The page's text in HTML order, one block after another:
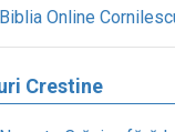
Biblia Online
Crestine